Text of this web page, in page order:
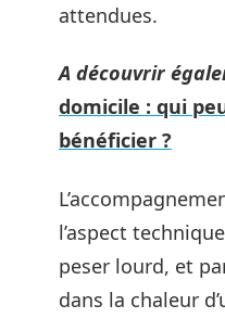
attendues.
A découvrir
domicile : qui
bénéficier ?
l’aspect
peser lourd, et
dans la chaleur